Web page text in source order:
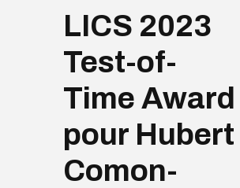
LICS 2023
Test-of-
Time Award
pour Hubert
Comon-